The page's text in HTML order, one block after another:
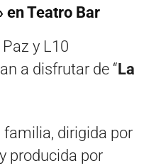
Teatro Bar
y L10
a disfrutar de “La
familia, dirigida por
producida por